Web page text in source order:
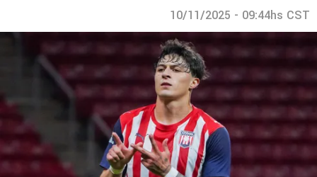
10/11/2025 - 09:44hs CST